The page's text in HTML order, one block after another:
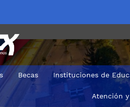
Becas Instituciones de
Atención